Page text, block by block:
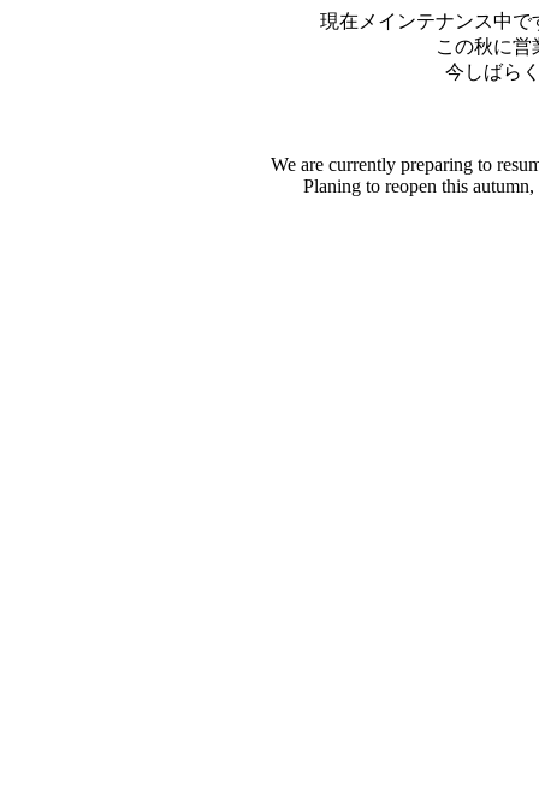
現在メインテナンス中
この秋に営
今しばら
We are currently preparing to
Planing to reopen this